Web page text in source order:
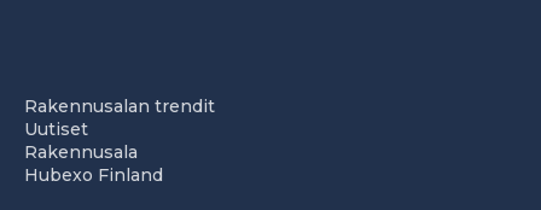
Rakennusalan trendit
Uutiset
Rakennusala
Hubexo Finland